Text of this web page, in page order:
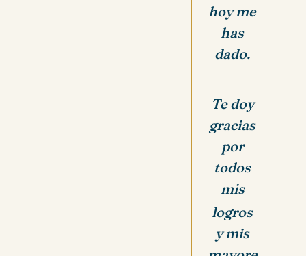
hoy me
has
dado.
Te doy
gracias
por
todos
mis
logros
y mis